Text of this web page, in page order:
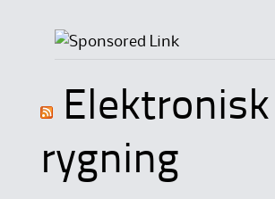
Elektronisk
rygning